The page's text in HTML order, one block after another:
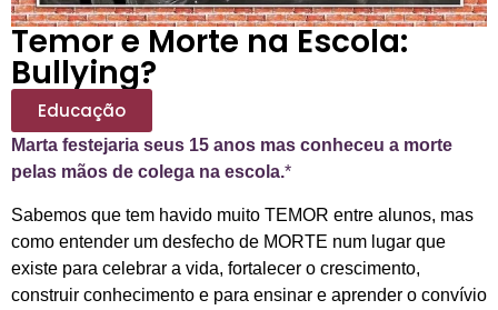
Temor e Morte na Escola:
Bullying?
Educação
Marta festejaria seus 15 anos mas conheceu a morte
pelas mãos de colega na escola.*
Sabemos que tem havido muito TEMOR entre alunos, mas
como entender um desfecho de MORTE num lugar que
existe para celebrar a vida, fortalecer o crescimento,
construir conhecimento e para ensinar e aprender o convívio